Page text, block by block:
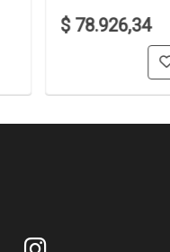
$ 78.926,34